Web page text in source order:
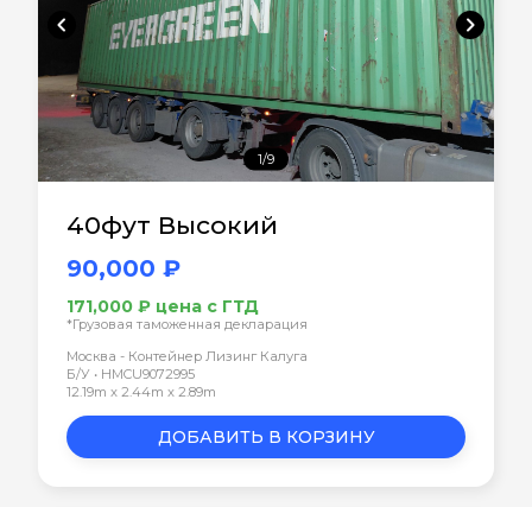
chevron_left chevron_right
1/9
40фут Высокий
90,000 ₽
171,000 ₽ цена с ГТД
*Грузовая таможенная декларация
Москва - Контейнер Лизинг Калуга
Б/У • HMCU9072995
12.19m x 2.44m x 2.89m
ДОБАВИТЬ В КОРЗИНУ